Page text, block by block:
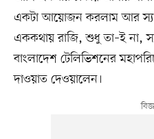
একটা আয়োজন করলাম আর
এককথায় রাজি, শুধু তা–ই না,
বাংলাদেশ টেলিভিশনের
দাওয়াত দেওয়ালেন।